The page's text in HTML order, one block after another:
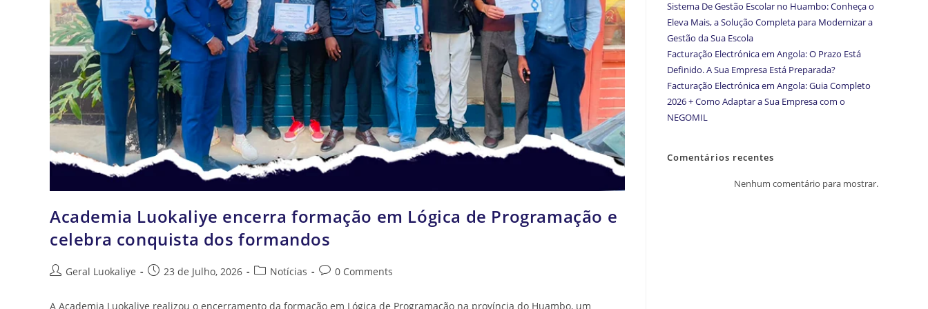
Academia Luokaliye encerra formação em Lógica de Programação e
celebra conquista dos formandos
Geral Luokaliye 23 de Julho, 2026 Notícias 0 Comments
A Academia Luokaliye realizou o encerramento da formação em Lógica de Programação na província do Huambo, um
Sistema De Gestão Escolar no Huambo: Conheça o
Eleva Mais, a Solução Completa para Modernizar a
Gestão da Sua Escola
Facturação Electrónica em Angola: O Prazo Está
Definido. A Sua Empresa Está Preparada?
Facturação Electrónica em Angola: Guia Completo
2026 + Como Adaptar a Sua Empresa com o
NEGOMIL
Comentários recentes
Nenhum comentário para mostrar.